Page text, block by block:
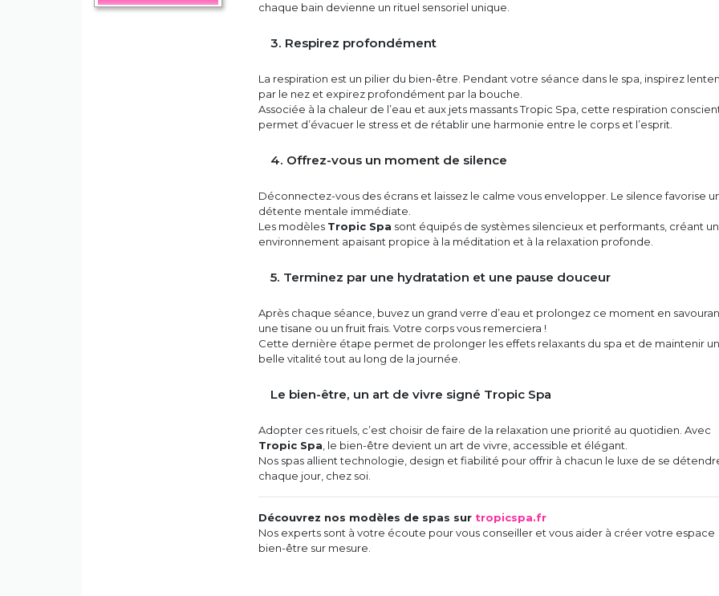
chaque bain devienne un rituel sensoriel unique.
3. Respirez profondément
La respiration est un pilier du bien-être. Pendant votre séance dans le spa, inspirez
par le nez et expirez profondément par la bouche.
Associée à la chaleur de l’eau et aux jets massants Tropic Spa, cette respiration
permet d’évacuer le stress et de rétablir une harmonie entre le corps et l’esprit.
4. Offrez-vous un moment de silence
Déconnectez-vous des écrans et laissez le calme vous envelopper. Le silence favorise
détente mentale immédiate.
Les modèles Tropic Spa sont équipés de systèmes silencieux et performants, créant un
environnement apaisant propice à la méditation et à la relaxation profonde.
5. Terminez par une hydratation et une pause douceur
Après chaque séance, buvez un grand verre d’eau et prolongez ce moment en
une tisane ou un fruit frais. Votre corps vous remerciera !
Cette dernière étape permet de prolonger les effets relaxants du spa et de maintenir
belle vitalité tout au long de la journée.
Le bien-être, un art de vivre signé Tropic Spa
Adopter ces rituels, c’est choisir de faire de la relaxation une priorité au quotidien. Avec
Tropic Spa , le bien-être devient un art de vivre, accessible et élégant.
Nos spas allient technologie, design et fiabilité pour offrir à chacun le luxe de se
chaque jour, chez soi.
Découvrez nos modèles de spas sur tropicspa.fr
Nos experts sont à votre écoute pour vous conseiller et vous aider à créer votre espace
bien-être sur mesure.